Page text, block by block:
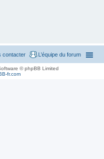
L’équipe du forum
contacter
© phpBB Limited
fr.com